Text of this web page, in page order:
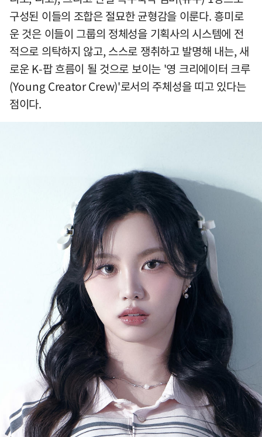
구성된 이들의 조합은 절묘한 균형감을 이룬다. 흥미로
운 것은 이들이 그룹의 정체성을 기획사의 시스템에 전
적으로 의탁하지 않고, 스스로 쟁취하고 발명해 내는, 새
로운 K-팝 흐름이 될 것으로 보이는 '영 크리에이터 크루
(Young Creator Crew)'로서의 주체성을 띠고 있다는
점이다.